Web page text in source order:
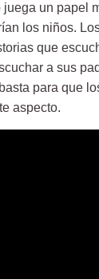
un papel
los niños.
que
a sus
para que
aspecto.